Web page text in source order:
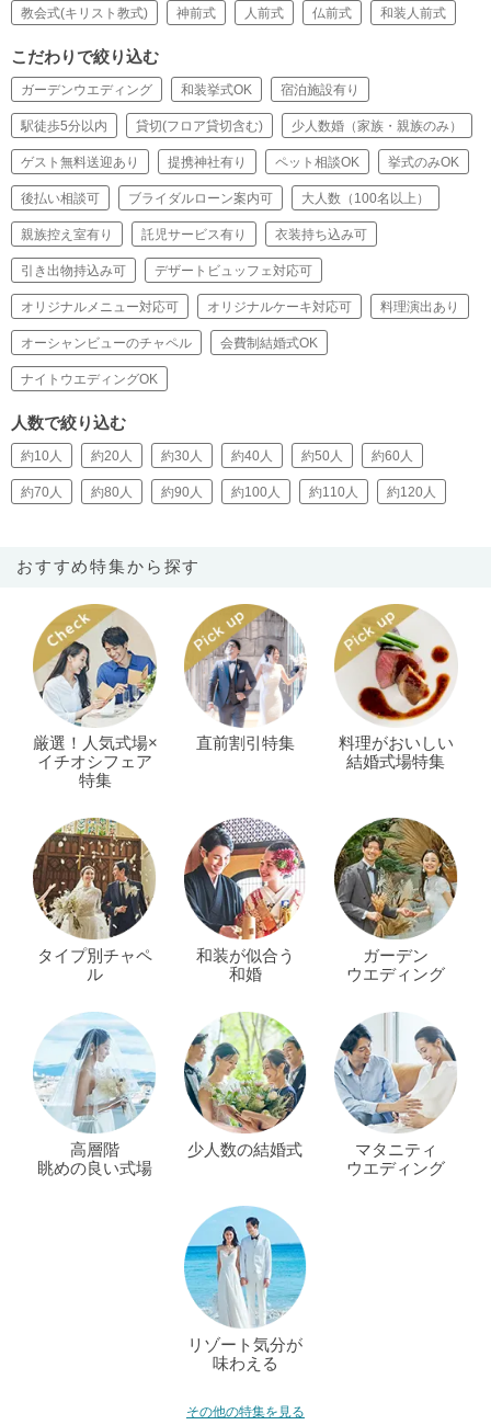
教会式(キリスト教式) 神前式 人前式 仏前式 和装人前式
こだわりで絞り込む
ガーデンウエディング 和装挙式OK 宿泊施設有り
駅徒歩5分以内 貸切(フロア貸切含む) 少人数婚（家族・親族のみ）
ゲスト無料送迎あり 提携神社有り ペット相談OK 挙式のみOK
後払い相談可 ブライダルローン案内可 大人数（100名以上）
親族控え室有り 託児サービス有り 衣装持ち込み可
引き出物持込み可 デザートビュッフェ対応可
オリジナルメニュー対応可 オリジナルケーキ対応可 料理演出あり
オーシャンビューのチャペル 会費制結婚式OK
ナイトウエディングOK
人数で絞り込む
約10人 約20人 約30人 約40人 約50人 約60人
約70人 約80人 約90人 約100人 約110人 約120人
おすすめ特集から探す
厳選！人気式場×
イチオシフェア
特集
直前割引特集
料理がおいしい
結婚式場特集
タイプ別チャペ
ル
和装が似合う
和婚
ガーデン
ウエディング
高層階
眺めの良い式場
少人数の結婚式
マタニティ
ウエディング
リゾート気分が
味わえる
その他の特集を見る